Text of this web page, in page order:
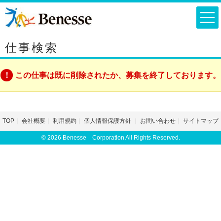
仕事検索
この仕事は既に削除されたか、募集を終了しております。
TOP 会社概要 利用規約 個人情報保護方針 お問い合わせ サイトマップ
© 2026 Benesse Corporation All Rights Reserved.